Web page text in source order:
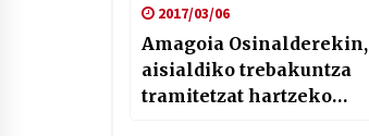
2017/03/06
Amagoia Osinalderekin,
aisialdiko trebakuntza
tramitetzat hartzeko